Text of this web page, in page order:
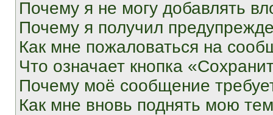
Почему я не могу добавлять
Почему я получил
Как мне пожаловаться на
Что означает кнопка
Почему моё сообщение
Как мне вновь поднять мою